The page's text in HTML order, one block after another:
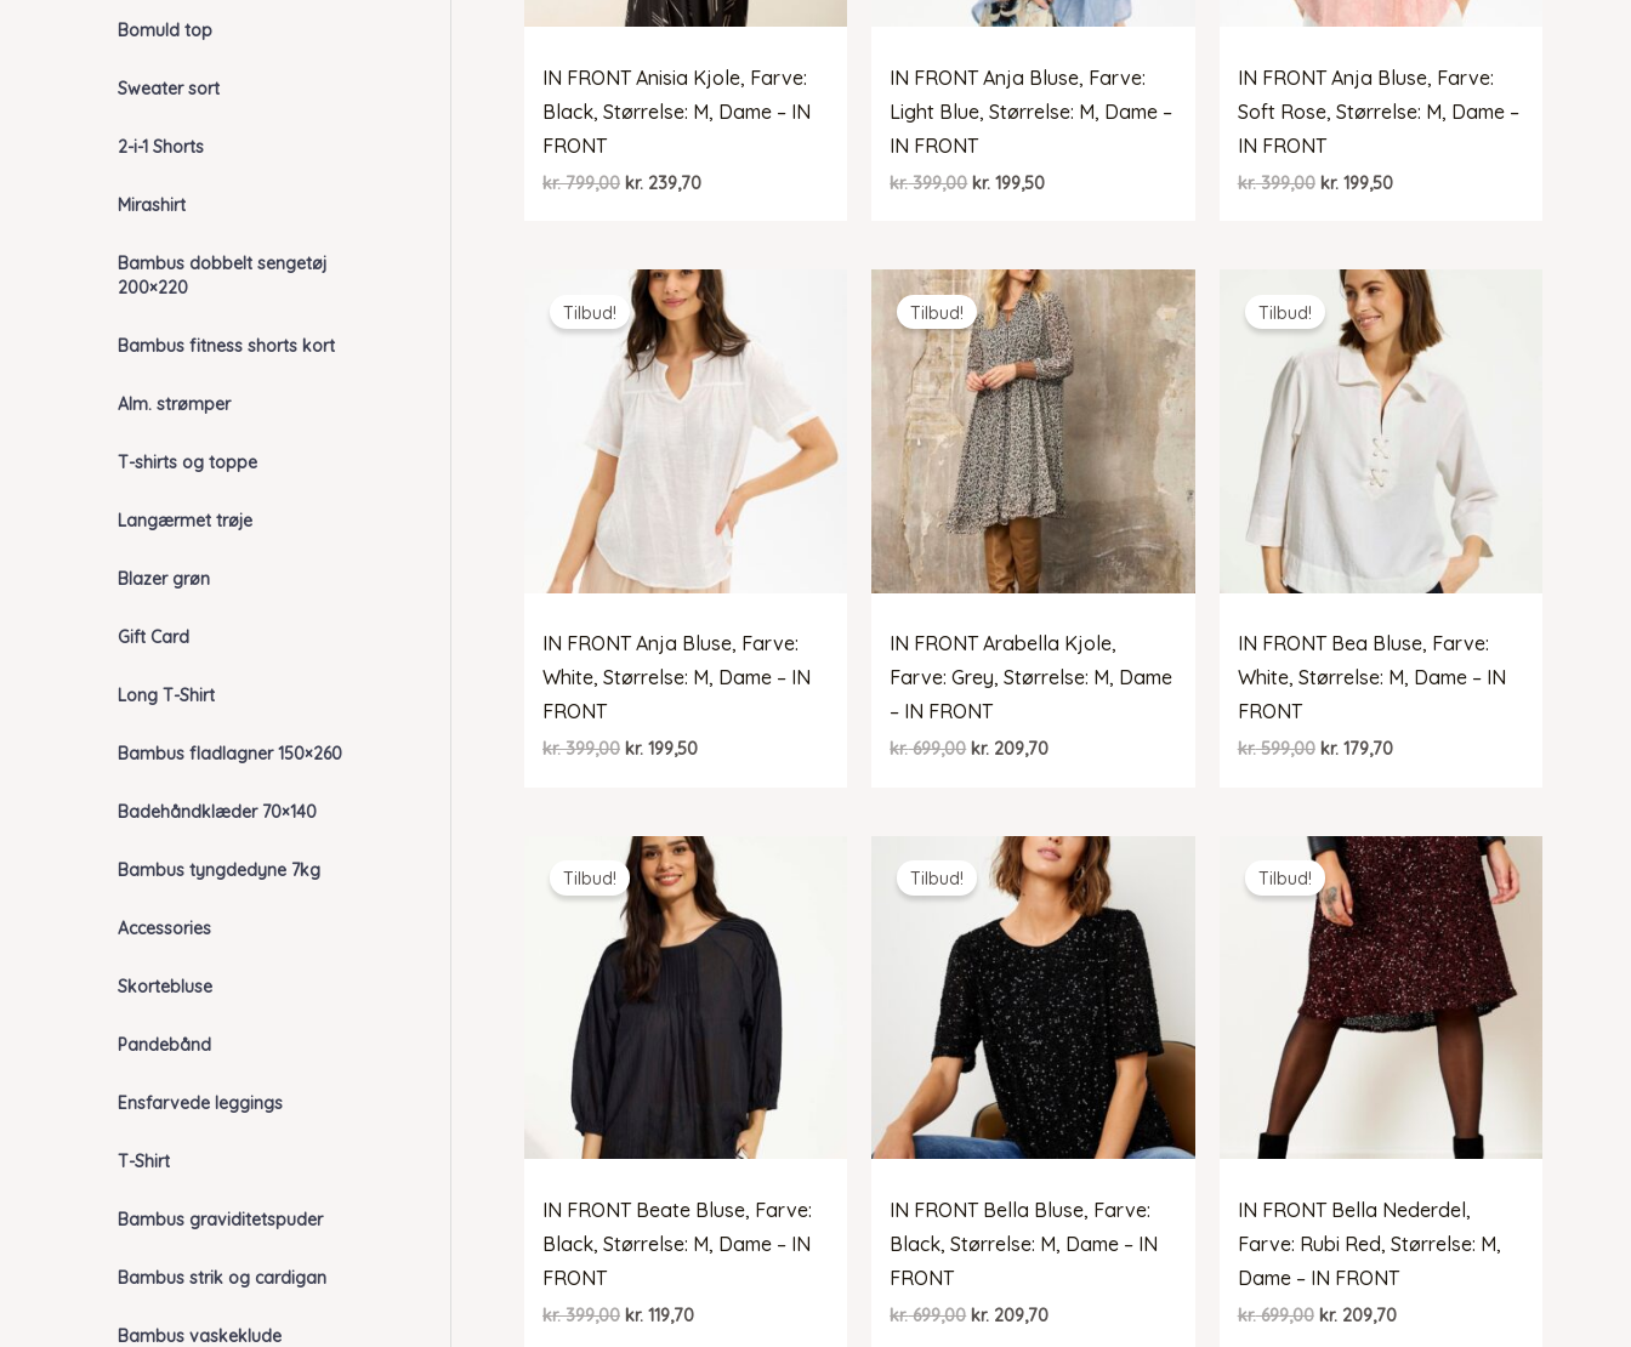
Bomuld top
Sweater sort
2-i-1 Shorts
Mirashirt
Bambus dobbelt sengetøj
200×220
Bambus fitness shorts kort
Alm. strømper
T-shirts og toppe
Langærmet trøje
Blazer grøn
Gift Card
Long T-Shirt
Bambus fladlagner 150×260
Badehåndklæder 70×140
Bambus tyngdedyne 7kg
Accessories
Skortebluse
Pandebånd
Ensfarvede leggings
T-Shirt
Bambus graviditetspuder
Bambus strik og cardigan
Bambus vaskeklude
IN FRONT Anisia Kjole, Farve:
Black, Størrelse: M, Dame – IN
FRONT
kr.799,00 Den
kr. 799,00.
kr. 239,70Den
kr. 239,70.
IN FRONT Anja Bluse, Farve:
Light Blue, Størrelse: M, Dame –
IN FRONT
kr.399,00 Den
kr. 399,00.
kr. 199,50Den
kr. 199,50.
IN FRONT Anja Bluse, Farve:
Soft Rose, Størrelse: M, Dame –
IN FRONT
kr.399,00 Den
kr. 399,00.
kr.199,50Den
kr. 199,50.
Tilbud!
IN FRONT Anja Bluse, Farve:
White, Størrelse: M, Dame – IN
FRONT
kr.399,00 Den
kr. 399,00.
kr. 199,50Den
kr. 199,50.
Tilbud!
IN FRONT Arabella Kjole,
Farve: Grey, Størrelse: M, Dame
– IN FRONT
kr.699,00 Den
kr. 699,00.
kr. 209,70Den
kr. 209,70.
Tilbud!
IN FRONT Bea Bluse, Farve:
White, Størrelse: M, Dame – IN
FRONT
kr.599,00 Den
kr. 599,00.
kr.179,70Den
kr. 179,70.
Tilbud!
IN FRONT Beate Bluse, Farve:
Black, Størrelse: M, Dame – IN
FRONT
kr.399,00 Den
kr. 119,70Den
Tilbud!
IN FRONT Bella Bluse, Farve:
Black, Størrelse: M, Dame – IN
FRONT
kr.699,00 Den
kr. 209,70Den
Tilbud!
IN FRONT Bella Nederdel,
Farve: Rubi Red, Størrelse: M,
Dame – IN FRONT
kr.699,00 Den
kr.209,70Den